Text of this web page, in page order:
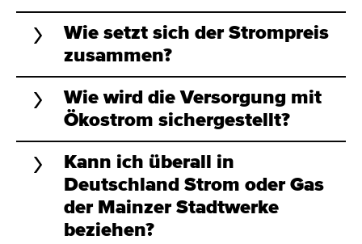
Wie setzt sich der Strompreis
zusammen?
Wie wird die Versorgung mit
Ökostrom sichergestellt?
Kann ich überall in
Deutschland Strom oder Gas
der Mainzer Stadtwerke
beziehen?